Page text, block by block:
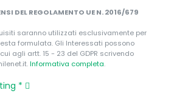
DEL REGOLAMENTO UE N. 2016/679
saranno utilizzati esclusivamente per
formulata. Gli Interessati possono
agli artt. 15 - 23 del GDPR scrivendo
Informativa completa.
*